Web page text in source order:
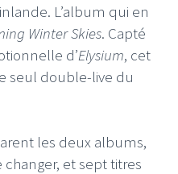
L’album qui en
Winter Skies. Capté
d’Elysium, cet
seul double-live du
les deux albums,
et sept titres